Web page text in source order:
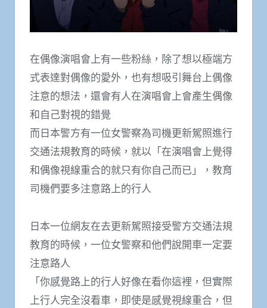
在偶像演唱會上有一些粉絲，除了想以極端方
式表達對偶像的愛外，也有想吸引舞台上偶像
注意的想法，還會有人在演唱會上會產生偶像
和自己對視的錯覺
而日本警方有一位女警察為司機更新駕照進行
交通法規教育的時候，就以「在演唱會上覺得
和偶像視線重合的就只有你自己而已」，教育
司機們要多注意路上的行人
日本一位網友在去更新駕照接受警方交通法規
教育的時候，一位女警察和他們說開車一定要
注意路人
「你感覺路上的行人好像在看你這裡，但實際
上行人完全沒看車，即使是感覺視線重合，但